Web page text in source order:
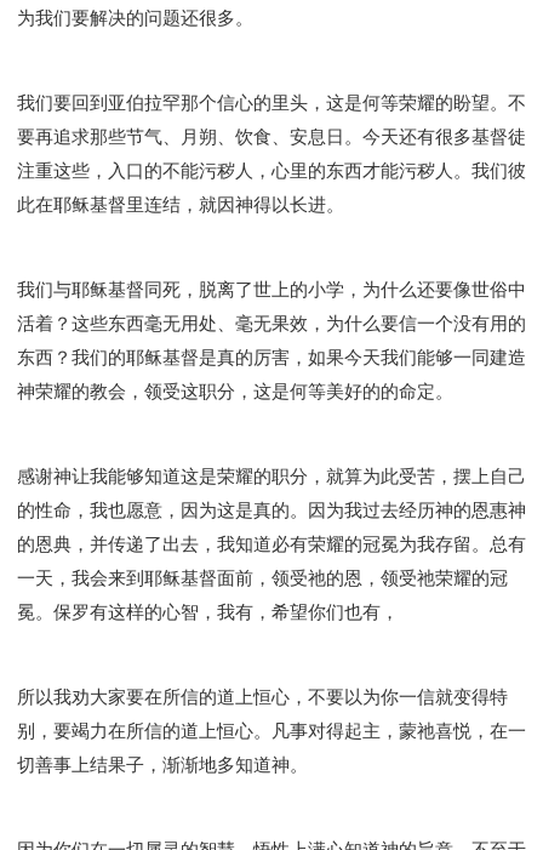
为我们要解决的问题还很多。
我们要回到亚伯拉罕那个信心的里头，这是何等荣耀的盼望。不
要再追求那些节气、月朔、饮食、安息日。今天还有很多基督徒
注重这些，入口的不能污秽人，心里的东西才能污秽人。我们彼
此在耶稣基督里连结，就因神得以长进。
我们与耶稣基督同死，脱离了世上的小学，为什么还要像世俗中
活着？这些东西毫无用处、毫无果效，为什么要信一个没有用的
东西？我们的耶稣基督是真的厉害，如果今天我们能够一同建造
神荣耀的教会，领受这职分，这是何等美好的的命定。
感谢神让我能够知道这是荣耀的职分，就算为此受苦，摆上自己
的性命，我也愿意，因为这是真的。因为我过去经历神的恩惠神
的恩典，并传递了出去，我知道必有荣耀的冠冕为我存留。总有
一天，我会来到耶稣基督面前，领受祂的恩，领受祂荣耀的冠
冕。保罗有这样的心智，我有，希望你们也有，
所以我劝大家要在所信的道上恒心，不要以为你一信就变得特
别，要竭力在所信的道上恒心。凡事对得起主，蒙祂喜悦，在一
切善事上结果子，渐渐地多知道神。